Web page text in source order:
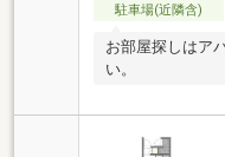
駐車場(近隣含)
お部屋探しはア
い。